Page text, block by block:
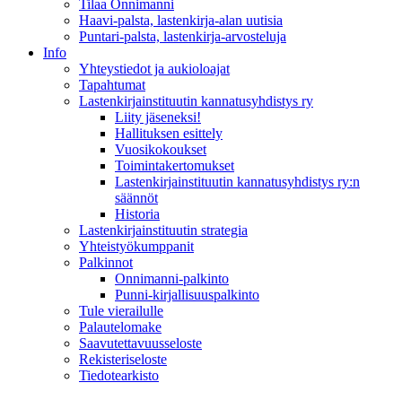
Tilaa Onnimanni
Haavi-palsta, lastenkirja-alan uutisia
Puntari-palsta, lastenkirja-arvosteluja
Info
Yhteystiedot ja aukioloajat
Tapahtumat
Lastenkirjainstituutin kannatusyhdistys ry
Liity jäseneksi!
Hallituksen esittely
Vuosikokoukset
Toimintakertomukset
Lastenkirjainstituutin kannatusyhdistys ry:n
säännöt
Historia
Lastenkirjainstituutin strategia
Yhteistyökumppanit
Palkinnot
Onnimanni-palkinto
Punni-kirjallisuuspalkinto
Tule vierailulle
Palautelomake
Saavutettavuusseloste
Rekisteriseloste
Tiedotearkisto